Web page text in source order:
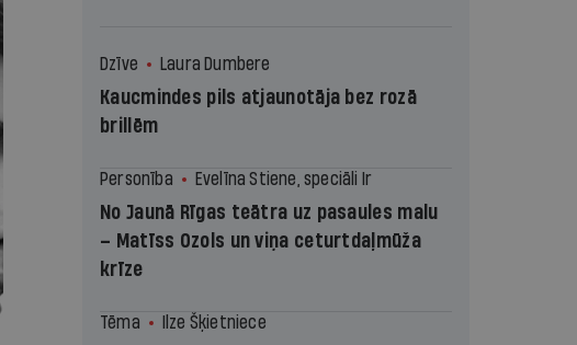
Dzīve Laura Dumbere
Kaucmindes pils atjaunotāja bez rozā
brillēm
Personība Evelīna Stiene, speciāli Ir
No Jaunā Rīgas teātra uz pasaules malu
– Matīss Ozols un viņa ceturtdaļmūža
krīze
Tēma Ilze Šķietniece